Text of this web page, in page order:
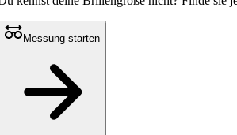
Messung starten